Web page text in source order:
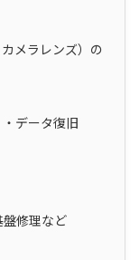
メラレンズ）の
データ復旧
修理など